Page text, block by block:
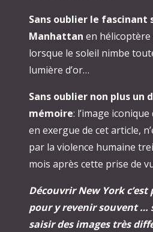
Sans oublier le fascinant
Manhattan en
lorsque le soleil nimbe
lumière d’or…
Sans oublier non plus un
mémoire: l’image iconique
en exergue de cet article,
par la violence humaine
mois après cette prise de
Découvrir New York
pour y revenir souvent …
saisir des images très